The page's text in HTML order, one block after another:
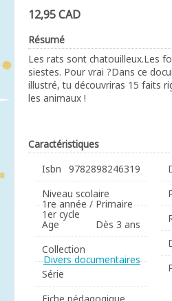
12,95 CAD
Résumé
Les rats sont chatouilleux.Les
siestes. Pour vrai ?Dans ce
illustré, tu découvriras 15 faits
les animaux !
Caractéristiques
Isbn
9782898246319
Niveau scolaire
1re année / Primaire
1er cycle
Age
Dès 3 ans
Collection
Divers documentaires
Série